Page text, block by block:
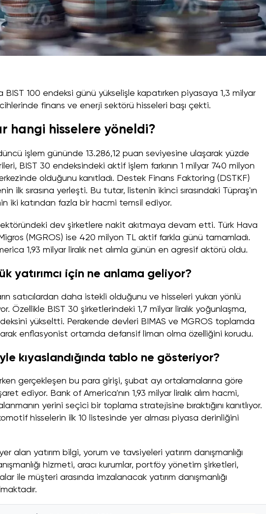
BIST 100 endeksi günü yükselişle kapatırken piyasaya 1,3 milyar
finans ve enerji sektörü hisseleri başı çekti.
hangi hisselere yöneldi?
işlem gününde 13.286,12 puan seviyesine ulaşarak yüzde
BIST 30 endeksindeki aktif işlem farkının 1 milyar 740 milyon
olduğunu kanıtladı. Destek Finans Faktoring (DSTKF)
ilk sırasına yerleşti. Bu tutar, listenin ikinci sırasındaki Tüpraş'ın
iki katından fazla bir hacmi temsil ediyor.
sektöründeki dev şirketlere nakit akıtmaya devam etti. Türk Hava
(MGROS) ise 420 milyon TL aktif farkla günü tamamladı.
1,93 milyar liralık net alımla günün en agresif aktörü oldu.
yatırımcı için ne anlama geliyor?
satıcılardan daha istekli olduğunu ve hisseleri yukarı yönlü
Özellikle BIST 30 şirketlerindeki 1,7 milyar liralık yoğunlaşma,
yükseltti. Perakende devleri BIMAS ve MGROS toplamda
enflasyonist ortamda defansif liman olma özelliğini korudu.
kıyaslandığında tablo ne gösteriyor?
gerçekleşen bu para girişi, şubat ayı ortalamalarına göre
ediyor. Bank of America'nın 1,93 milyar liralık alım hacmi,
yerini seçici bir toplama stratejisine bıraktığını kanıtlıyor.
hisselerin ilk 10 listesinde yer alması piyasa derinliğini
alan yatırım bilgi, yorum ve tavsiyeleri yatırım danışmanlığı
hizmeti, aracı kurumlar, portföy yönetim şirketleri,
ile müşteri arasında imzalanacak yatırım danışmanlığı